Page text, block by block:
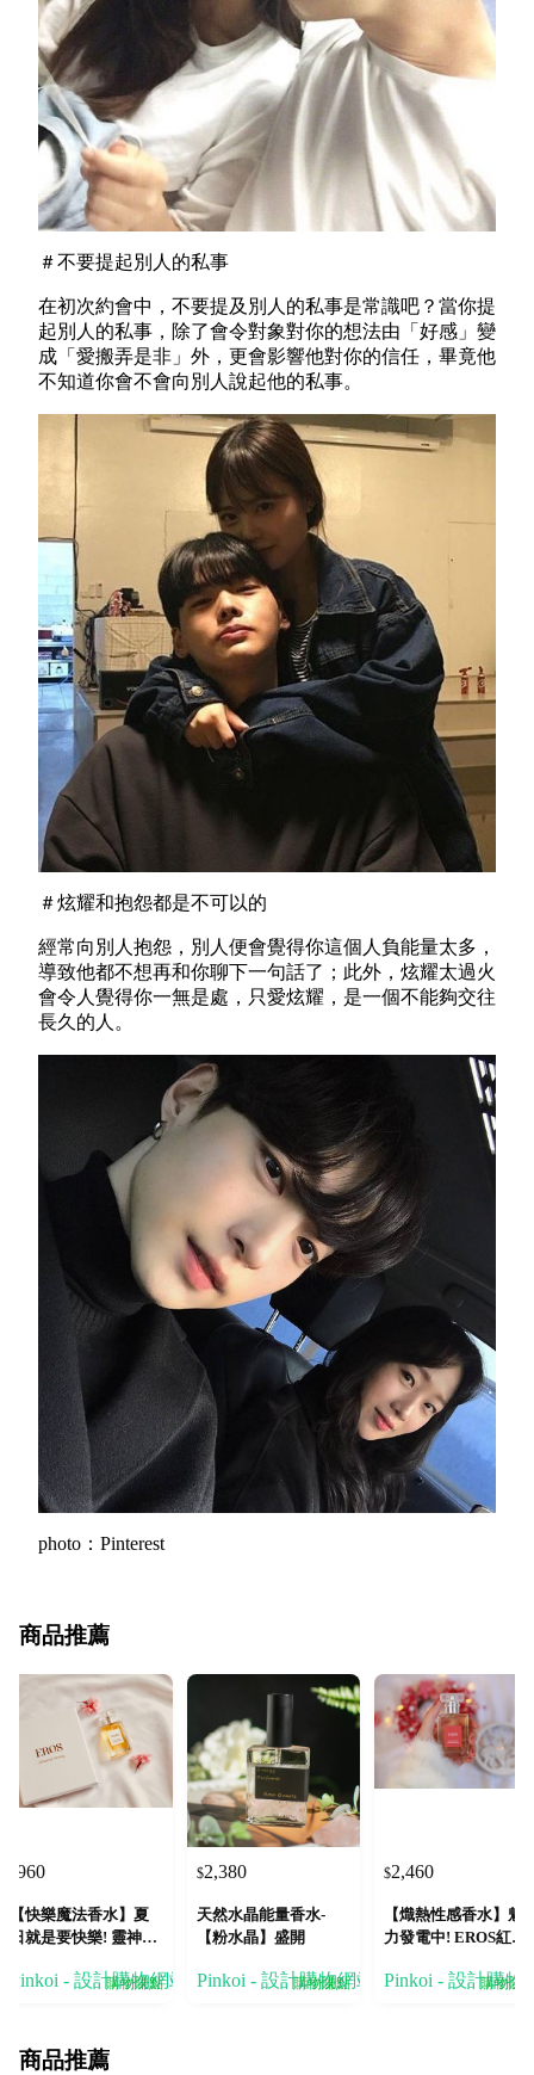
＃不要提起別人的私事
在初次約會中，不要提及別人的私事是常識吧？當你提
起別人的私事，除了會令對象對你的想法由「好感」變
成「愛搬弄是非」外，更會影響他對你的信任，畢竟他
不知道你會不會向別人說起他的私事。
＃炫耀和抱怨都是不可以的
經常向別人抱怨，別人便會覺得你這個人負能量太多，
導致他都不想再和你聊下一句話了；此外，炫耀太過火
會令人覺得你一無是處，只愛炫耀，是一個不能夠交往
長久的人。
photo：Pinterest
商品推薦
960
【快樂魔法香水】夏
日就是要快樂! 靈神Ps
水
Pinkoi - 設計購物網站
購物賺點
$2,380
天然水晶能量香水-
【粉水晶】盛開
Pinkoi - 設計購物網站
購物賺點
$2,460
【熾熱性感香水】魅
力發電中! EROS紅色
Pinkoi - 設計購物
購物賺
商品推薦